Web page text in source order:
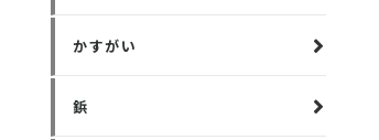
かすがい
鋲